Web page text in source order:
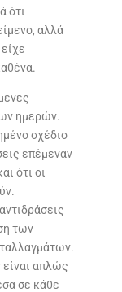
ότι
αλλά
ημερών.
σχέδιο
επέμεναν
ότι οι
των
είναι απλώς
σε κάθε